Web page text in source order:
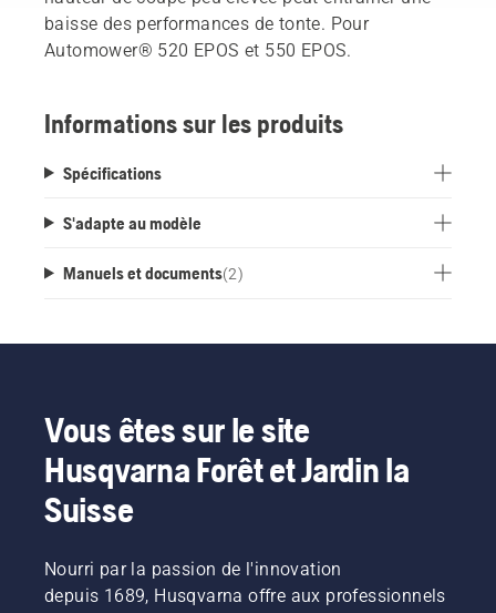
baisse des performances de tonte. Pour
Automower® 520 EPOS et 550 EPOS.
Informations sur les produits
Spécifications
S'adapte au modèle
Manuels et documents(2)
Vous êtes sur le site
Husqvarna Forêt et Jardin la
Suisse
Nourri par la passion de l'innovation
depuis 1689, Husqvarna offre aux professionnels